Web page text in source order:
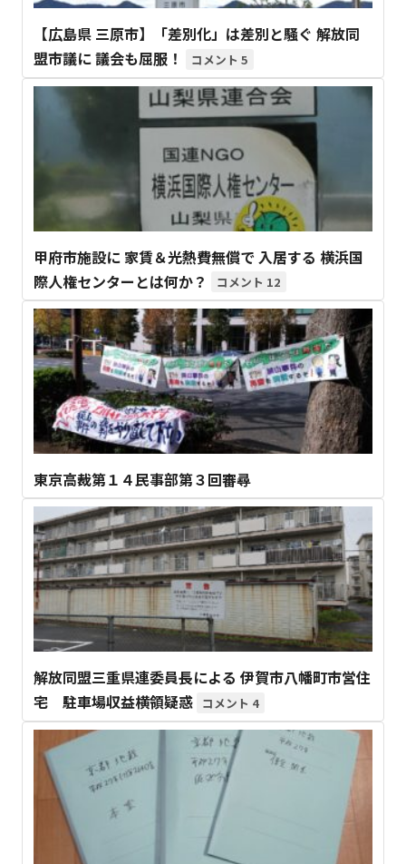
【広島県 三原市】「差別化」は差別と騒ぐ 解放同
盟市議に 議会も屈服！
5
甲府市施設に 家賃＆光熱費無償で 入居する 横浜国
際人権センターとは何か？
12
東京高裁第１４民事部第３回審尋
解放同盟三重県連委員長による 伊賀市八幡町市営住
宅 駐車場収益横領疑惑
4